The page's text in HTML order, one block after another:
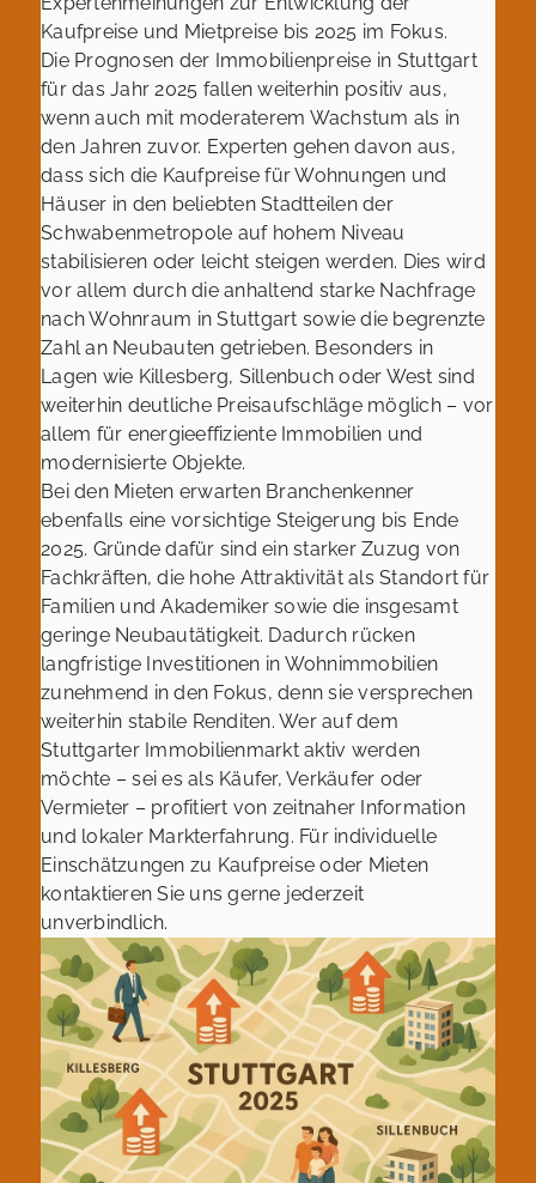
Kaufpreise und Mietpreise bis 2025 im Fokus.
Die Prognosen der Immobilienpreise in Stuttgart
für das Jahr 2025 fallen weiterhin positiv aus,
wenn auch mit moderaterem Wachstum als in
den Jahren zuvor. Experten gehen davon aus,
dass sich die Kaufpreise für Wohnungen und
Häuser in den beliebten Stadtteilen der
Schwabenmetropole auf hohem Niveau
stabilisieren oder leicht steigen werden. Dies wird
vor allem durch die anhaltend starke Nachfrage
nach Wohnraum in Stuttgart sowie die begrenzte
Zahl an Neubauten getrieben. Besonders in
Lagen wie Killesberg, Sillenbuch oder West sind
weiterhin deutliche Preisaufschläge möglich – vor
allem für energieeffiziente Immobilien und
modernisierte Objekte.
Bei den Mieten erwarten Branchenkenner
ebenfalls eine vorsichtige Steigerung bis Ende
2025. Gründe dafür sind ein starker Zuzug von
Fachkräften, die hohe Attraktivität als Standort für
Familien und Akademiker sowie die insgesamt
geringe Neubautätigkeit. Dadurch rücken
langfristige Investitionen in Wohnimmobilien
zunehmend in den Fokus, denn sie versprechen
weiterhin stabile Renditen. Wer auf dem
Stuttgarter Immobilienmarkt aktiv werden
möchte – sei es als Käufer, Verkäufer oder
Vermieter – profitiert von zeitnaher Information
und lokaler Markterfahrung. Für individuelle
Einschätzungen zu Kaufpreise oder Mieten
kontaktieren Sie uns gerne jederzeit
unverbindlich.